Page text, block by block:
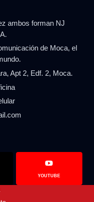
ambos forman NJ
de Moca, el
Apt 2, Edf. 2, Moca.
YOUTUBE